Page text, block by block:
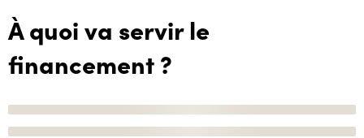
À quoi va servir le
financement ?